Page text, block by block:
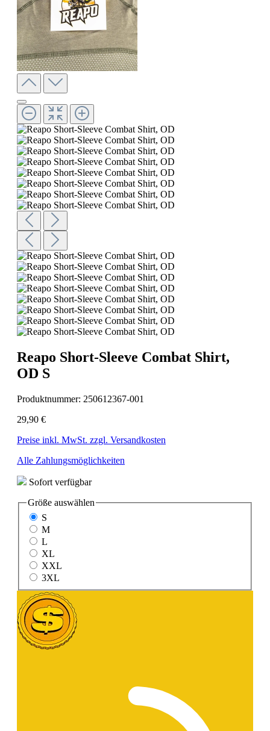
Reapo Short-Sleeve Combat Shirt,
OD S
Produktnummer: 250612367-001
29,90 €
Preise inkl. MwSt. zzgl. Versandkosten
Alle Zahlungsmöglichkeiten
Sofort verfügbar
Größe auswählen
S
M
L
XL
XXL
3XL